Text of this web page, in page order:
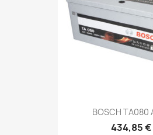
BOSCH TA080
434,85 €